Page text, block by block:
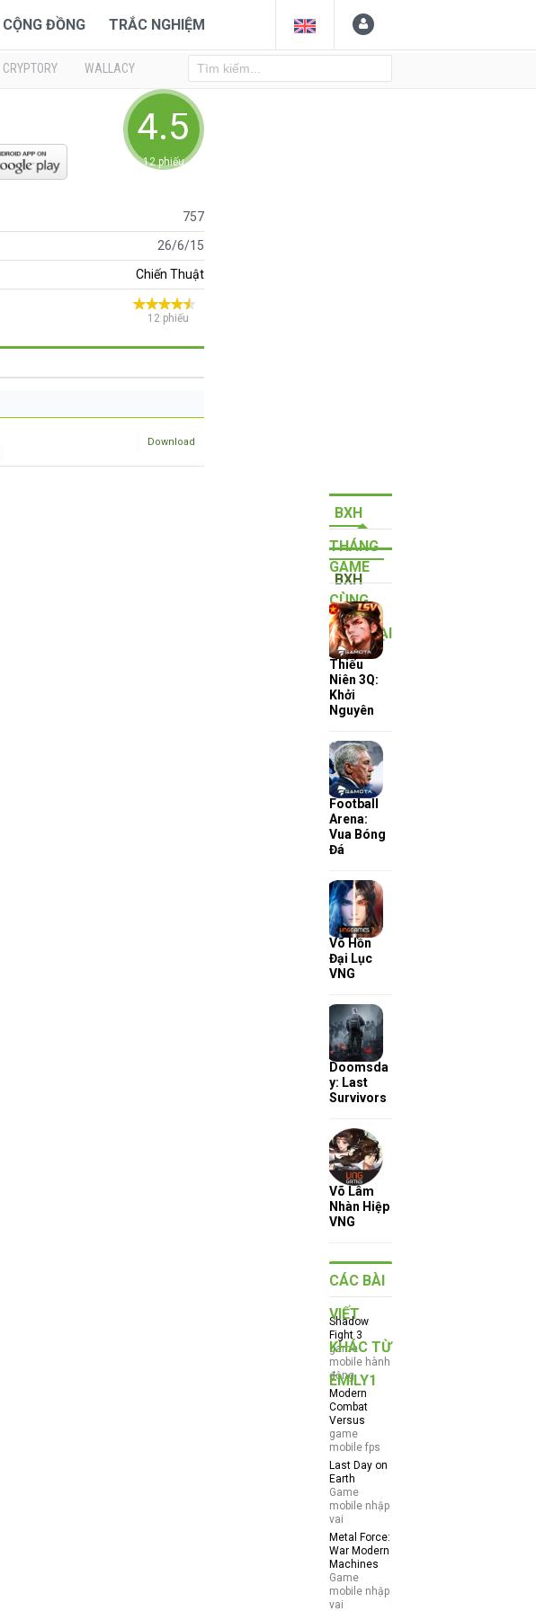
CỘNG ĐỒNG TRẮC NGHIỆM
CRYPTORY
WALLACY
4.58333
12 phiếu
757
26/6/15
Chiến Thuật
12 phiếu
Download
BXH
THÁNG
BXH
QUÝ
GAME
CÙNG
THỂ LOẠI
Thiếu
Niên 3Q:
Khởi
Nguyên
Football
Arena:
Vua Bóng
Đá
Võ Hồn
Đại Lục
VNG
Doomsda
y: Last
Survivors
Võ Lâm
Nhàn Hiệp
VNG
CÁC BÀI
VIẾT
KHÁC TỪ
EMILY1
Shadow
Fight 3
game
mobile hành
động
Modern
Combat
Versus
game
mobile fps
Last Day on
Earth
Game
mobile nhập
vai
Metal Force:
War Modern
Machines
Game
mobile nhập
vai